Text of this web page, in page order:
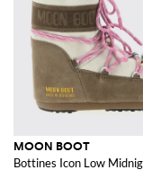
MOON BOOT
Bottines Icon Low